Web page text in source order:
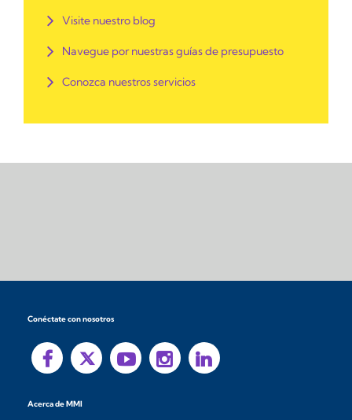
Visite nuestro blog
Navegue por nuestras guías de presupuesto
Conozca nuestros servicios
Conéctate con nosotros
Acerca de MMI